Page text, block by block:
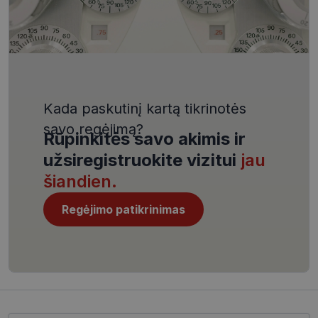
Kada paskutinį kartą tikrinotės
savo regėjimą?
Rūpinkitės savo akimis ir
užsiregistruokite vizitui jau
šiandien.
Regėjimo patikrinimas
VISITOR_PRIVACY_METADATA
YouTube
.youtube.com
5 mėnesiai
4 savaitės
CookieScriptConsent
CookieScript
www.visionexpress.lt